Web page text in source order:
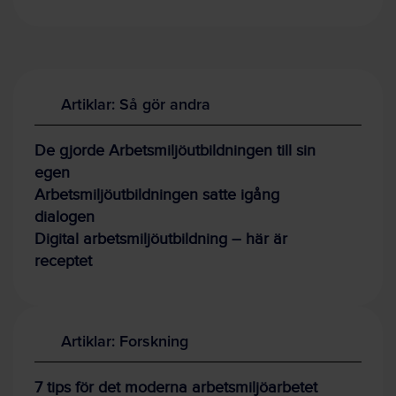
Artiklar: Så gör andra
De gjorde Arbetsmiljöutbildningen till sin
egen
Arbetsmiljöutbildningen satte igång
dialogen
Digital arbetsmiljöutbildning – här är
receptet
Artiklar: Forskning
7 tips för det moderna arbetsmiljöarbetet